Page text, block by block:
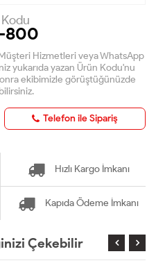
800
Hizmetleri veya WhatsApp
yukarıda yazan Ürün Kodu'nu
ekibimizle görüştüğünüzde
Telefon ile Sipariş
Hızlı Kargo İmkanı
Kapıda Ödeme İmkanı
Çekebilir